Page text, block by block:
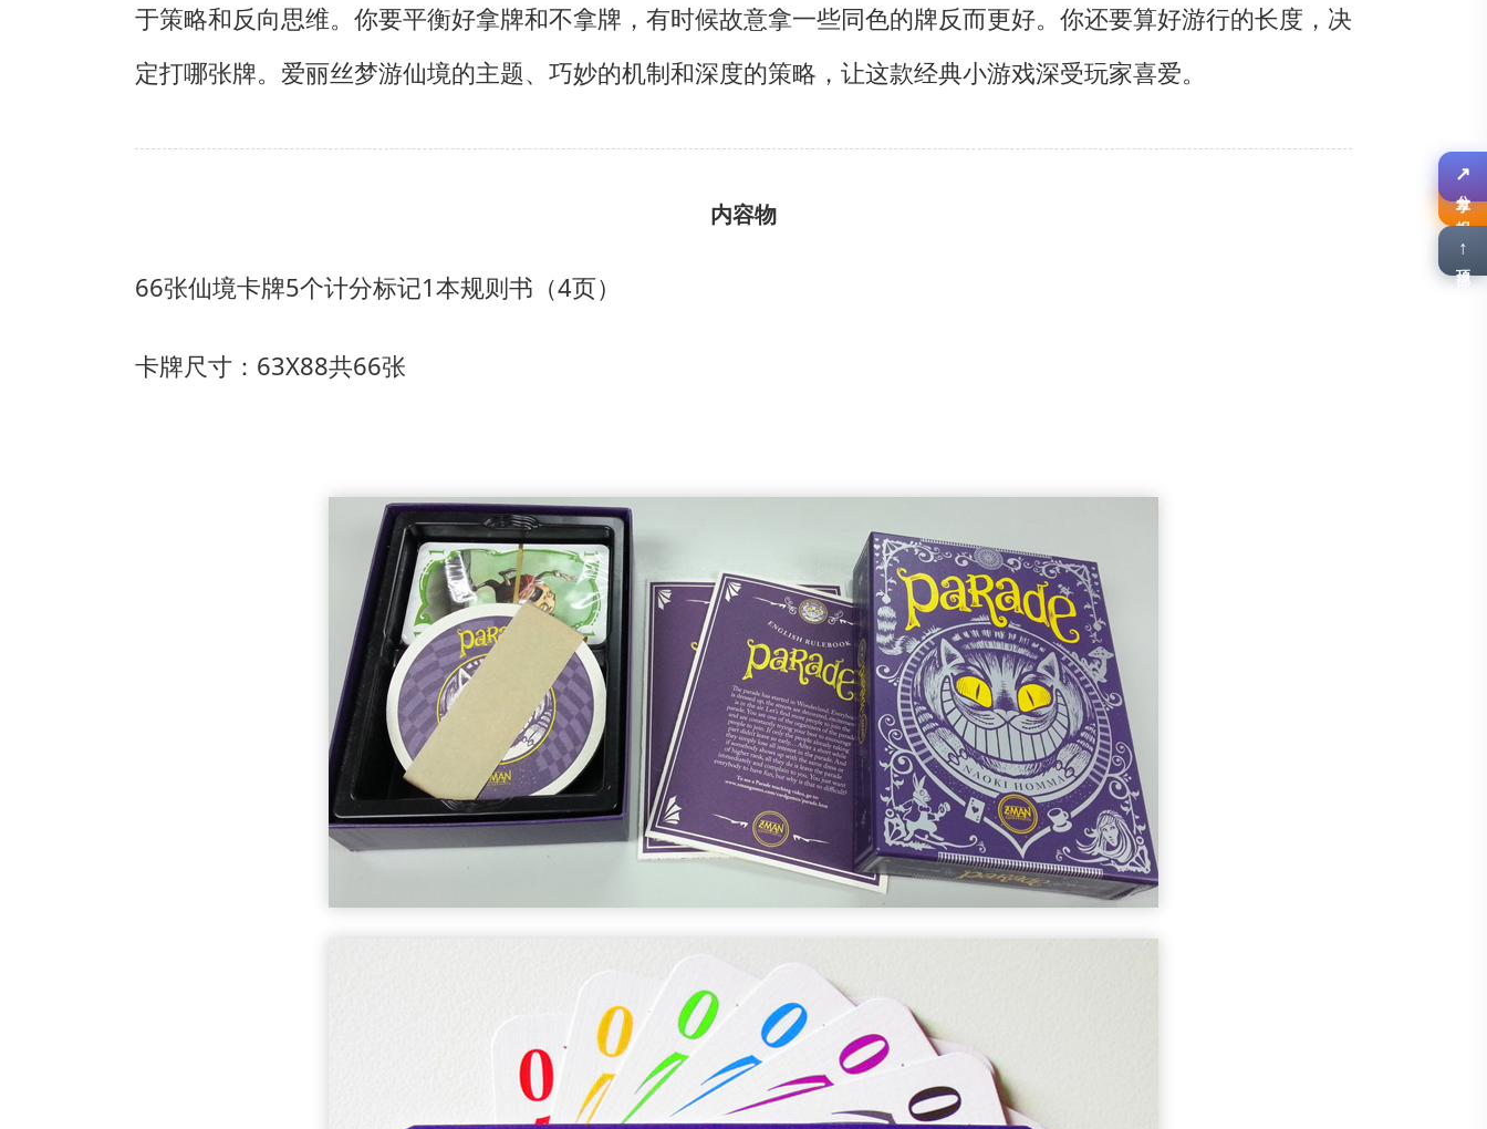
于策略和反向思维。你要平衡好拿牌和不拿牌，有时候故意拿一些同色的牌反而更好。你还要算好游行的长度，决
定打哪张牌。爱丽丝梦游仙境的主题、巧妙的机制和深度的策略，让这款经典小游戏深受玩家喜爱。
内容物
66张仙境卡牌5个计分标记1本规则书（4页）
卡牌尺寸：63X88共66张
✎
报名
↑